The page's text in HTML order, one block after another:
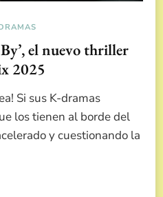
el nuevo thriller
2025
Si sus K-dramas
los tienen al borde del
y cuestionando la